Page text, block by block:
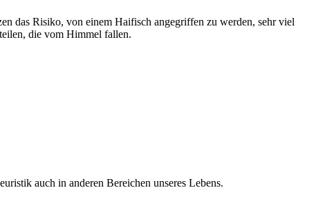
das Risiko, von einem Haifisch angegriffen zu werden, sehr viel
die vom Himmel fallen.
auch in anderen Bereichen unseres Lebens.